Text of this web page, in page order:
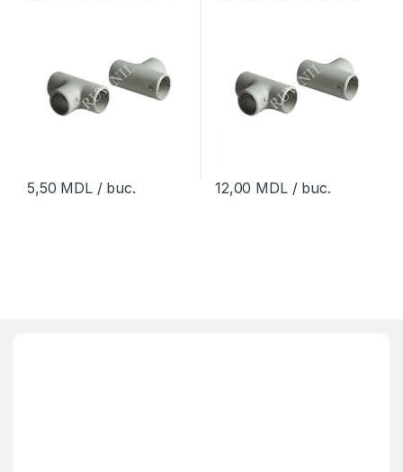
5,50 MDL/ buc. 12,00 MDL/ buc.